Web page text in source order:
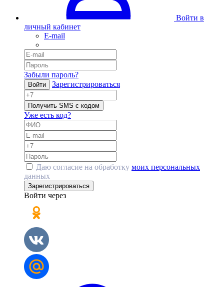
Войти в
личный кабинет
E-mail
Забыли пароль?
Войти Зарегистрироваться
Получить SMS с кодом
Уже есть код?
Даю согласие на обработку моих персональных
данных
Зарегистрироваться
Войти через